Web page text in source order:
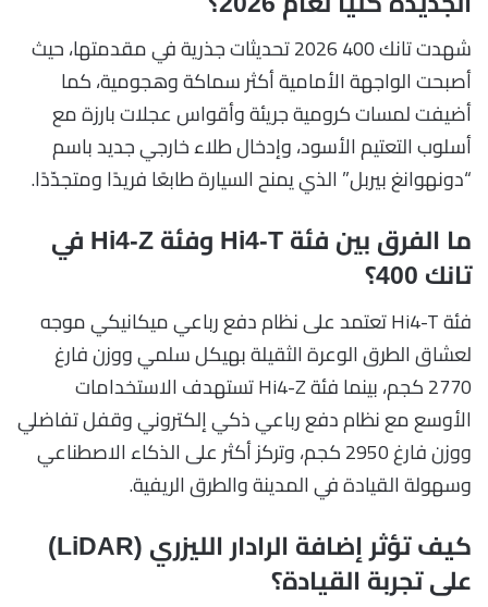
شهدت تانك 400 2026 تحديثات جذرية في مقدمتها، حيث
أصبحت الواجهة الأمامية أكثر سماكة وهجومية، كما
أضيفت لمسات كرومية جريئة وأقواس عجلات بارزة مع
أسلوب التعتيم الأسود، وإدخال طلاء خارجي جديد باسم
“دونهوانغ بيربل” الذي يمنح السيارة طابعًا فريدًا ومتجدّدًا.
ما الفرق بين فئة Hi4-T وفئة Hi4-Z في
تانك 400؟
فئة Hi4-T تعتمد على نظام دفع رباعي ميكانيكي موجه
لعشاق الطرق الوعرة الثقيلة بهيكل سلمي ووزن فارغ
2770 كجم، بينما فئة Hi4-Z تستهدف الاستخدامات
الأوسع مع نظام دفع رباعي ذكي إلكتروني وقفل تفاضلي
ووزن فارغ 2950 كجم، وتركز أكثر على الذكاء الاصطناعي
وسهولة القيادة في المدينة والطرق الريفية.
كيف تؤثر إضافة الرادار الليزري (LiDAR)
على تجربة القيادة؟